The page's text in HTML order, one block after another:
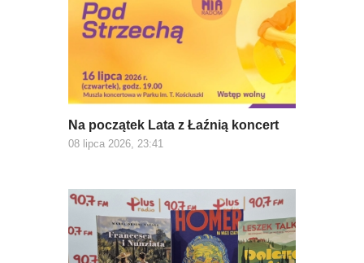
Na początek Lata z Łaźnią koncert
08 lipca 2026, 23:41